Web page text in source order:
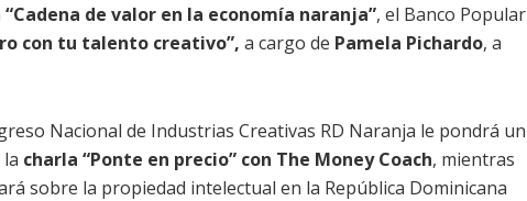
“Cadena de valor en la economía naranja”, el Banco Popular
con tu talento creativo”, a cargo de Pamela Pichardo, a
Nacional de Industrias Creativas RD Naranja le pondrá un
charla “Ponte en precio” con The Money Coach, mientras
sobre la propiedad intelectual en la República Dominicana